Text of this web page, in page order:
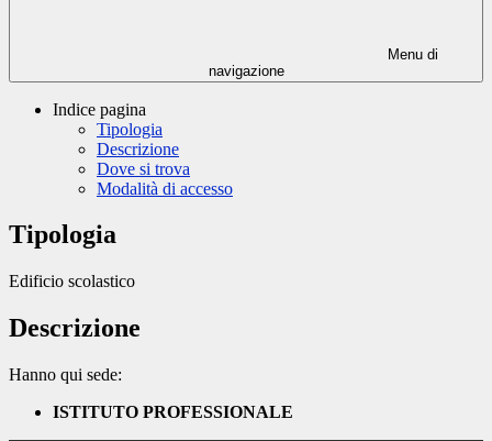
Menu di
navigazione
Indice pagina
Tipologia
Descrizione
Dove si trova
Modalità di accesso
Tipologia
Edificio scolastico
Descrizione
Hanno qui sede:
ISTITUTO PROFESSIONALE